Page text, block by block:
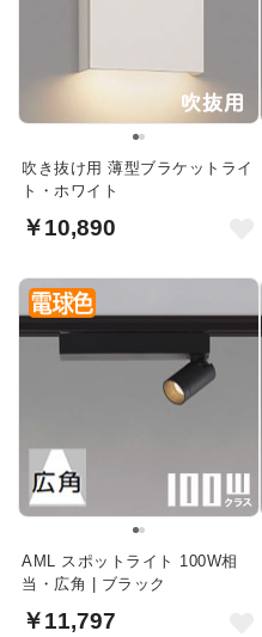
吹き抜け用 薄型ブラケットライ
ト・ホワイト
￥10,890
AML スポットライト 100W相
当・広角 | ブラック
￥11,797